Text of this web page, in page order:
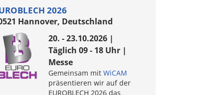
2026
Hannover, Deutschland
20. - 23.10.2026 |
Täglich 09 - 18 Uhr |
Messe
Gemeinsam mit WiCAM
präsentieren wir auf der
EUROBLECH 2026 das